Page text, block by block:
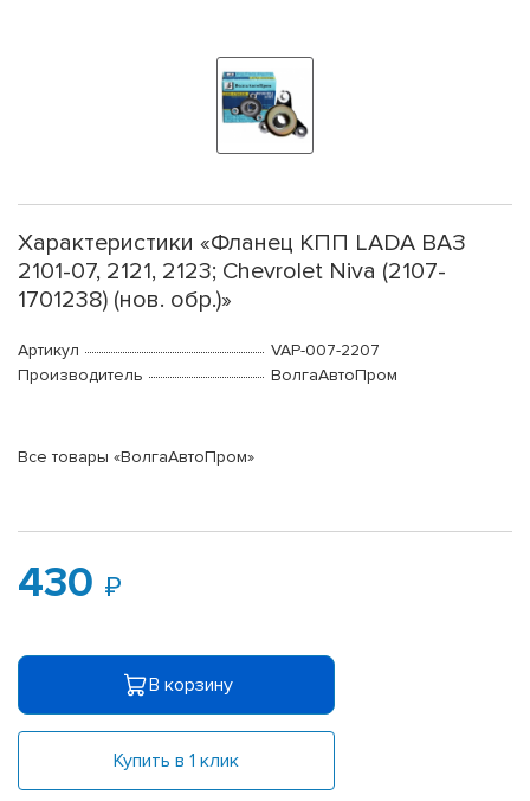
Характеристики «Фланец КПП LADA ВАЗ
2101-07, 2121, 2123; Chevrolet Niva (2107-
1701238) (нов. обр.)»
Артикул
VAP-007-2207
Производитель
ВолгаАвтоПром
Все товары «ВолгаАвтоПром»
430
В корзину
Купить в 1 клик